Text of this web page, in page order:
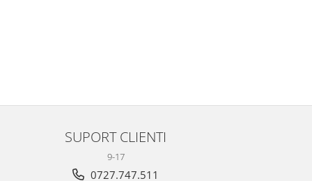
SUPORT CLIENTI
9-17
0727.747.511